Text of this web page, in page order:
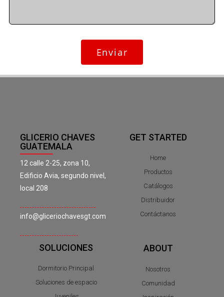
Enviar
GLICERIO CHAVES
GUATEMALA
12 calle 2-25, zona 10,
Edificio Avia, segundo nivel,
local 208
info@gliceriochavesgt.com
GET STARTED
Home
Productos
Catálogos
Distribuidor
Contáctanos
SOLUCIONES
Dormitorio Principal
Soluciones de espacio
ABOUT
Nosotros
Comunidad